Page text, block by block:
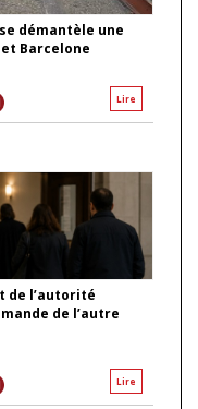
démantèle une
Barcelone
Lire
de l’autorité
de l’autre
Lire